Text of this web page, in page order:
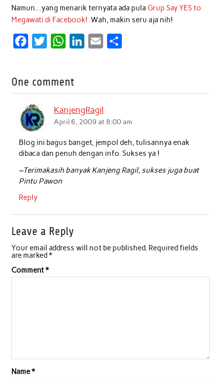
Namun…yang menarik ternyata ada pula Grup Say YES to
Megawati di Facebook! Wah, makin seru aja nih!
e
o
o
k
t
W
t
A
p
d
n
One comment
KanjengRagil
April 6, 2009 at 8:00 am
Blog ini bagus banget, jempol deh, tulisannya enak
dibaca dan penuh dengan info. Sukses ya !
–Terimakasih banyak Kanjeng Ragil, sukses juga buat
Pintu Pawon
Reply
Leave a Reply
Your email address will not be published. Required fields
are marked*
Comment*
Name*